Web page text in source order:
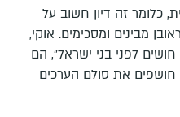
כלומר זה דיון חשוב על
מבינים ומסכימים. אוקי,
חושים לפני בני ישראל", הם
חושפים את סולם הערכים